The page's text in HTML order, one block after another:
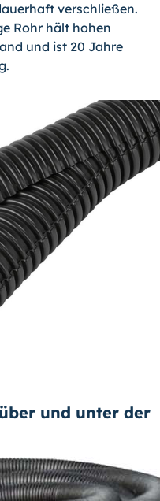
verschließen.
Rohr hält hohen
und ist 20 Jahre
und unter der